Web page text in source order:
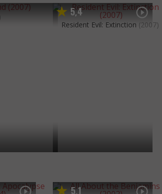
5,4
Resident Evil: Extinction (2007)
5,1